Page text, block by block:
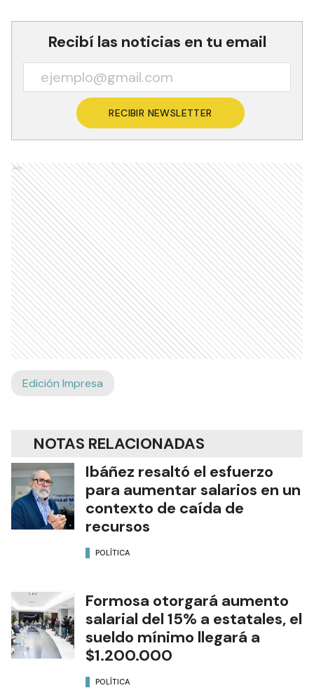
Recibí las noticias en tu email
RECIBIR NEWSLETTER
Ads
Edición Impresa
NOTAS RELACIONADAS
Ibáñez resaltó el esfuerzo
para aumentar salarios en un
contexto de caída de
recursos
POLÍTICA
Formosa otorgará aumento
salarial del 15% a estatales, el
sueldo mínimo llegará a
$1.200.000
POLÍTICA